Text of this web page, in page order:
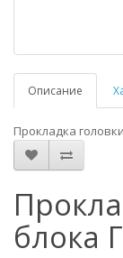
Описание
Прокладка
блока